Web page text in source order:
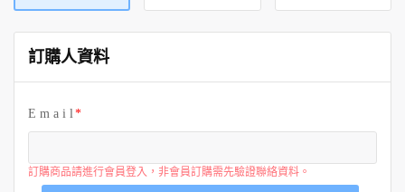
訂購人資料
E m a i l
訂購商品請進行會員登入，非會員訂購需先驗證聯絡資料。